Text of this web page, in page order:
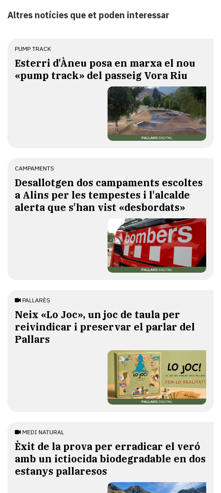
Altres notícies que et poden interessar
PUMP TRACK
Esterri d'Àneu posa en marxa el nou
«pump track» del passeig Vora Riu
CAMPAMENTS
​Desallotgen dos campaments escoltes
a Alins per les tempestes i l'alcalde
alerta que s'han vist «desbordats»
PALLARÈS
​Neix «Lo Joc», un joc de taula per
reivindicar i preservar el parlar del
Pallars
MEDI NATURAL
Èxit de la prova per erradicar el veró
amb un ictiocida biodegradable en dos
estanys pallaresos